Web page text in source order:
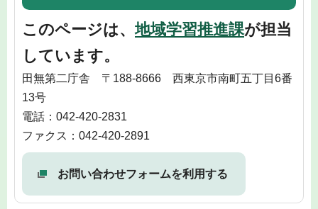
このページは、地域学習推進課が担当
しています。
田無第二庁舎 〒188-8666 西東京市南町五丁目6番
13号
電話：042-420-2831
ファクス：042-420-2891
お問い合わせフォームを利用する